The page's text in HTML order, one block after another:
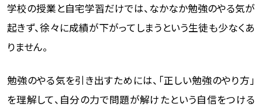
学校の授業と自宅学習だけでは、なかなか勉強のやる気が
起きず、徐々に成績が下がってしまうという生徒も少なくあ
りません。
勉強のやる気を引き出すためには、「正しい勉強のやり方」
を理解して、自分の力で問題が解けたという自信をつける